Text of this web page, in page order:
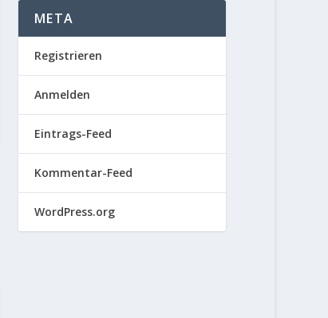
META
Registrieren
Anmelden
Eintrags-Feed
Kommentar-Feed
WordPress.org